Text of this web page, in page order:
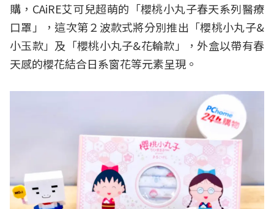
購，CAiRE艾可兒超萌的「櫻桃小丸子春天系列醫療
口罩」，這次第２波款式將分別推出「櫻桃小丸子&
小玉款」及「櫻桃小丸子&花輪款」，外盒以帶有春
天感的櫻花結合日系窗花等元素呈現。